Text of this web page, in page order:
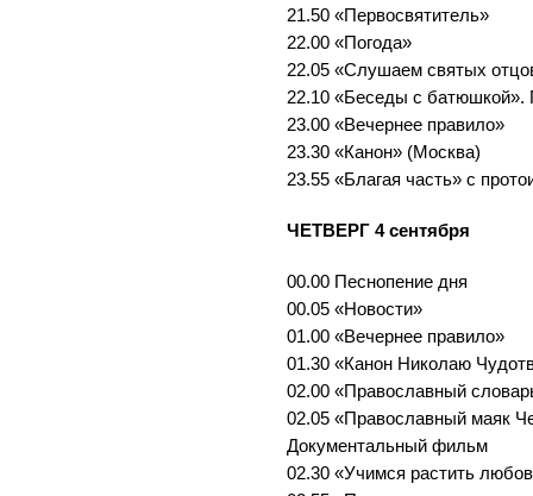
21.50 «Первосвятитель»
22.00 «Погода»
22.05 «Слушаем святых
22.10 «Беседы с батюшкой».
23.00 «Вечернее правило»
23.30 «Канон» (Москва)
23.55 «Благая часть» с
ЧЕТВЕРГ 4 сентября
00.00 Песнопение дня
00.05 «Новости»
01.00 «Вечернее правило»
01.30 «Канон Николаю
02.00 «Православный
02.05 «Православный маяк
Документальный фильм
02.30 «Учимся растить